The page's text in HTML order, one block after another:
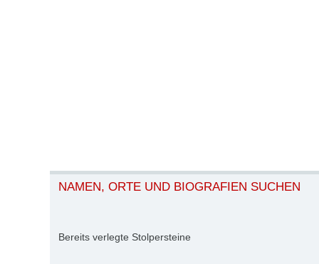
NAMEN, ORTE UND BIOGRAFIEN SUCHEN
Bereits verlegte Stolpersteine